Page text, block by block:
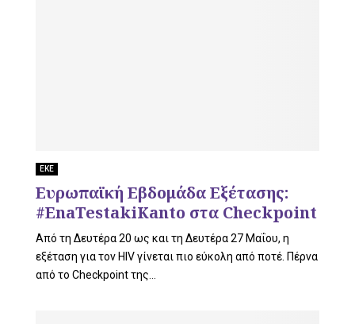
ΕΚΕ
Ευρωπαϊκή Εβδομάδα Εξέτασης:
#EnaTestakiKanto στα Checkpoint
Από τη Δευτέρα 20 ως και τη Δευτέρα 27 Μαΐου, η
εξέταση για τον HIV γίνεται πιο εύκολη από ποτέ. Πέρνα
από το Checkpoint της...